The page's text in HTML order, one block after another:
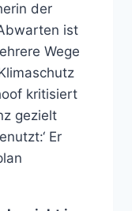
der
ist
Wege
kritisiert
gezielt
Er